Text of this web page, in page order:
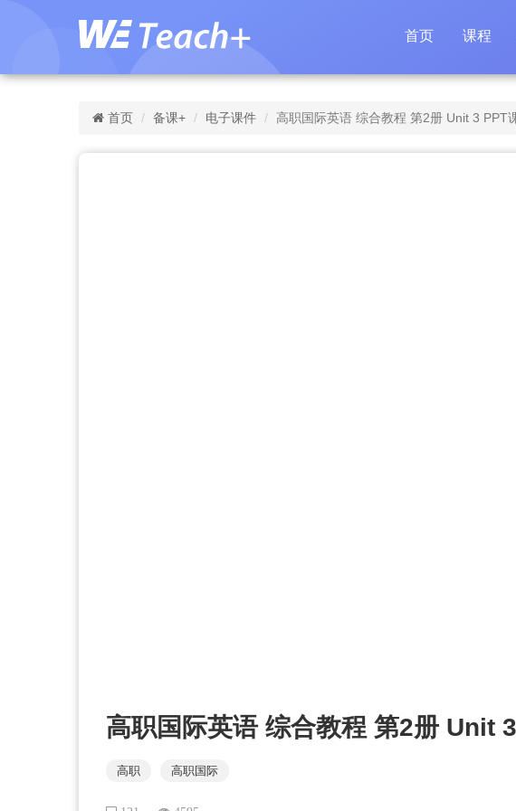
首页 课程
首页 备课+ 电子课件 高职国际英语 综合教程 第2册 Unit 3 PPT
高职国际英语 综合教程 第2册 Unit
高职 高职国际